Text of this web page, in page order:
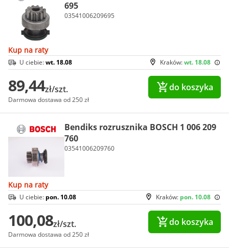
695
03541006209695
Kup na raty
Kraków:wt. 18.08
U ciebie:wt. 18.08
89,44zł/szt.
Darmowa dostawa od 250 zł
do koszyka
Bendiks rozrusznika BOSCH 1 006 209
760
03541006209760
Kup na raty
Kraków: pon. 10.08
U ciebie: pon. 10.08
100,08zł/szt.
Darmowa dostawa od 250 zł
do koszyka